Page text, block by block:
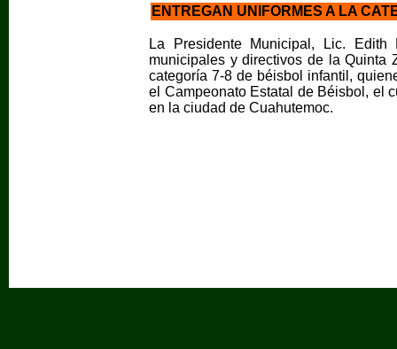
ENTREGAN UNIFORMES A LA
La Presidente Municipal, Lic. Edith
municipales y directivos de la Quinta
categoría 7-8 de béisbol infantil,
el Campeonato Estatal de Béisbol, el
en la ciudad de Cuahutemoc.